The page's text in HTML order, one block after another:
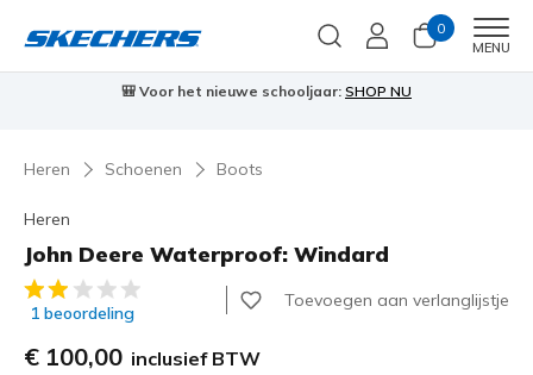
0
MENU
🎒 Voor het nieuwe schooljaar: SHOP NU
Heren Schoenen Boots
Heren
John Deere Waterproof: Windard
4 van de 5 klantbeoordelingen
1 beoordeling
Toevoegen aan verlanglijstje
€ 100,00 inclusief BTW